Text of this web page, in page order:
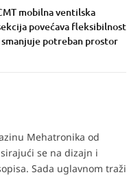
mobilna ventilska
povećava fleksibilnost
smanjuje potreban prostor
Mehatronika od
se na dizajn i
Sada uglavnom traži